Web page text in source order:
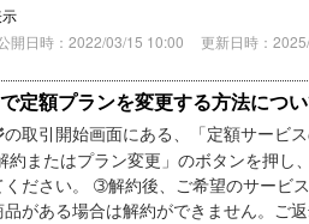
開日時：2022/03/15 10:00 更新日時：
定額プランを変更する方法につ
の取引開始画面にある、「定額サービ
またはプラン変更」のボタンを押し
ださい。 ➂解約後、ご希望のサービ
がある場合は解約ができません。ご